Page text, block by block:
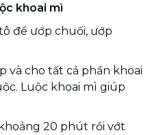
khoai mì
để ướp chuối, ướp
và cho tất cả phần khoai
Luộc khoai mì giúp
20 phút rồi vớt